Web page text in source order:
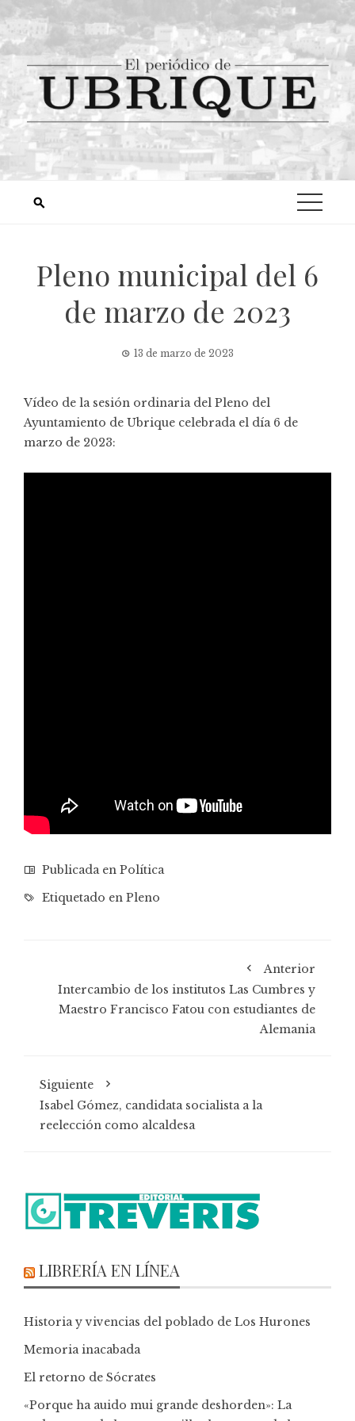
Pleno municipal del 6
de marzo de 2023
13 de marzo de 2023
Vídeo de la sesión ordinaria del Pleno del
Ayuntamiento de Ubrique celebrada el día 6 de
marzo de 2023:
Publicada en Política
Etiquetado en Pleno
Anterior
Intercambio de los institutos Las Cumbres y
Maestro Francisco Fatou con estudiantes de
Alemania
Siguiente
Isabel Gómez, candidata socialista a la
reelección como alcaldesa
LIBRERÍA EN LÍNEA
Historia y vivencias del poblado de Los Hurones
Memoria inacabada
El retorno de Sócrates
«Porque ha auido mui grande deshorden»: La